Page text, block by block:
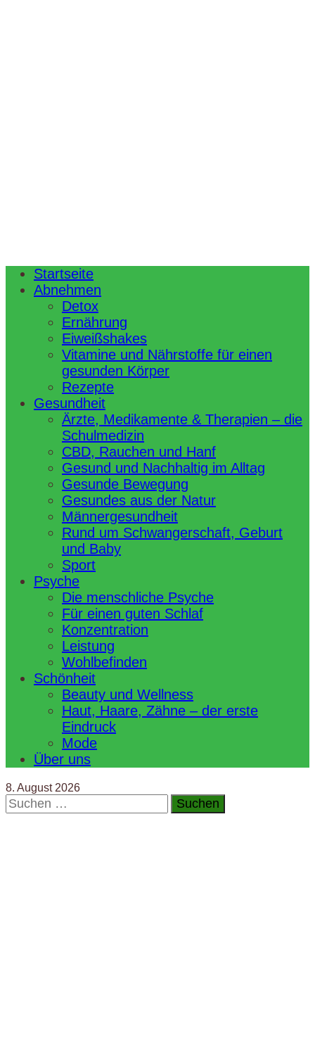
Startseite
Abnehmen
Detox
Ernährung
Eiweißshakes
Vitamine und Nährstoffe für einen
gesunden Körper
Rezepte
Gesundheit
Ärzte, Medikamente & Therapien – die
Schulmedizin
CBD, Rauchen und Hanf
Gesund und Nachhaltig im Alltag
Gesunde Bewegung
Gesundes aus der Natur
Männergesundheit
Rund um Schwangerschaft, Geburt
und Baby
Sport
Psyche
Die menschliche Psyche
Für einen guten Schlaf
Konzentration
Leistung
Wohlbefinden
Schönheit
Beauty und Wellness
Haut, Haare, Zähne – der erste
Eindruck
Mode
Über uns
8. August 2026
Suchen
nach: